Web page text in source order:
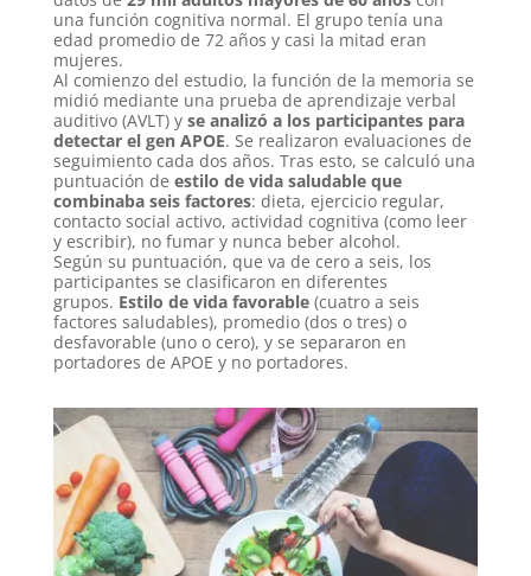
una función cognitiva normal. El grupo tenía una
edad promedio de 72 años y casi la mitad eran
mujeres.
Al comienzo del estudio, la función de la memoria se
midió mediante una prueba de aprendizaje verbal
auditivo (AVLT) y se analizó a los participantes para
detectar el gen APOE. Se realizaron evaluaciones de
seguimiento cada dos años. Tras esto, se calculó una
puntuación de estilo de vida saludable que
combinaba seis factores: dieta, ejercicio regular,
contacto social activo, actividad cognitiva (como leer
y escribir), no fumar y nunca beber alcohol.
Según su puntuación, que va de cero a seis, los
participantes se clasificaron en diferentes
grupos. Estilo de vida favorable (cuatro a seis
factores saludables), promedio (dos o tres) o
desfavorable (uno o cero), y se separaron en
portadores de APOE y no portadores.